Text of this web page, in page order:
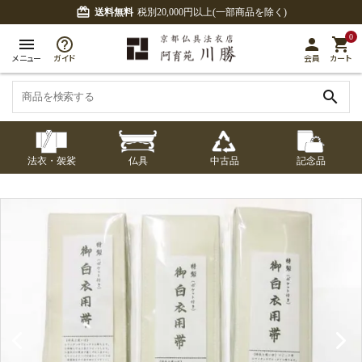
card_giftcard 送料無料 税別20,000円以上(一部商品を除く)
menu
メニュー ガイド
person
会員
0
shopping_cart
カート
search
七条袈裟
五条袈裟
色衣・裳附
黒衣・直綴
法衣・袈裟
五条袈裟 色衣・裳附
黒衣・直綴
白衣・色服 襦袢・裾除け
記念品
経本入・念珠入・式
中啓・扇子
記念品・おつかいも
仏具
卓類・常香盤・礼盤 天蓋・瓔珞・吊金具
灯明具・灯明準備用
金香炉・花瓶・火立
土香炉・香炉台・香
盒
仏器・供笥・供物
中古品